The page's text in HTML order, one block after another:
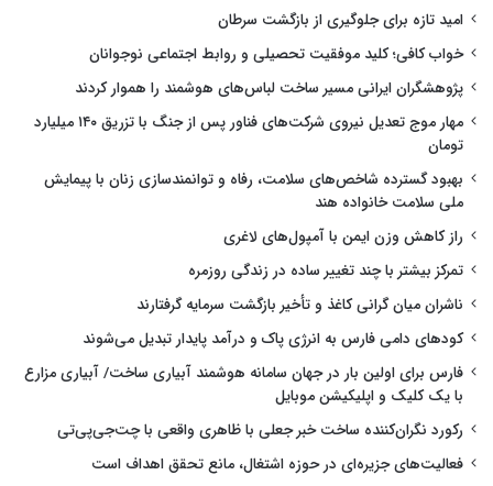
امید تازه برای جلوگیری از بازگشت سرطان
خواب کافی؛ کلید موفقیت تحصیلی و روابط اجتماعی نوجوانان
پژوهشگران ایرانی مسیر ساخت لباس‌های هوشمند را هموار کردند
مهار موج تعدیل نیروی شرکت‌های فناور پس از جنگ با تزریق ۱۴۰ میلیارد
تومان
بهبود گسترده شاخص‌های سلامت، رفاه و توانمندسازی زنان با پیمایش
ملی سلامت خانواده هند
راز کاهش وزن ایمن با آمپول‌های لاغری
تمرکز بیشتر با چند تغییر ساده در زندگی روزمره
ناشران میان گرانی کاغذ و تأخیر بازگشت سرمایه گرفتارند
کودهای دامی فارس به انرژی پاک و درآمد پایدار تبدیل می‌شوند
فارس برای اولین بار در جهان سامانه هوشمند آبیاری ساخت/ آبیاری مزارع
با یک کلیک و اپلیکیشن موبایل
رکورد نگران‌کننده ساخت خبر جعلی با ظاهری واقعی با چت‌جی‌پی‌تی
فعالیت‌های جزیره‌ای در حوزه اشتغال، مانع تحقق اهداف است